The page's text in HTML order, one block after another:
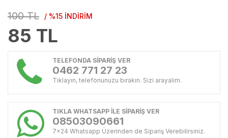
100 TL / %15 İNDİRİM
85 TL
TELEFONDA SİPARİŞ VER
0462 771 27 23
Tıklayın, telefonunuzu bırakın. Sizi arayalım.
TIKLA WHATSAPP İLE SİPARİŞ VER
08503090661
7x24 Whatsapp Üzerinden de Sipariş Verebilirsiniz.